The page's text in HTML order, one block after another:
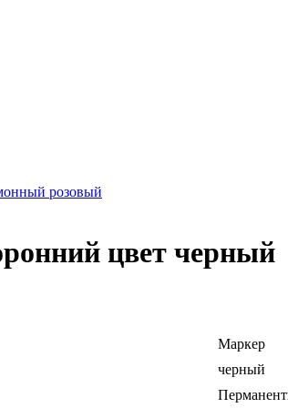
розовый
цвет черный
Маркер
черный